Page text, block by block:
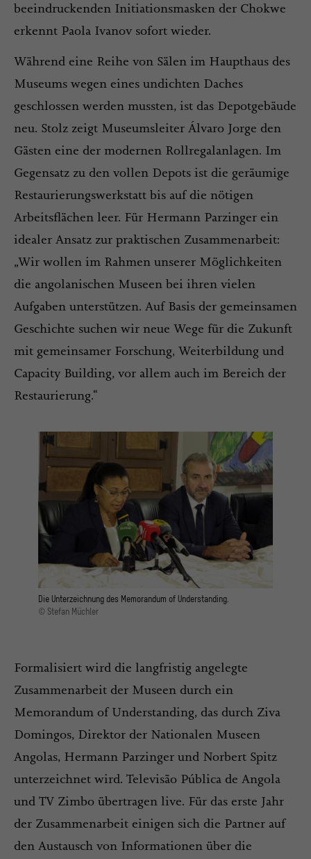
beeindruckenden Initiationsmasken der Chokwe
erkennt Paola Ivanov sofort wieder.
Während eine Reihe von Sälen im Haupthaus des
Museums wegen eines undichten Daches
geschlossen werden mussten, ist das Depotgebäude
neu. Stolz zeigt Museumsleiter Álvaro Jorge den
Gästen eine der modernen Rollregalanlagen. Im
Gegensatz zu den vollen Depots ist die geräumige
Restaurierungswerkstatt bis auf die nötigen
Arbeitsflächen leer. Für Hermann Parzinger ein
idealer Ansatz zur praktischen Zusammenarbeit:
„Wir wollen im Rahmen unserer Möglichkeiten
die angolanischen Museen bei ihren vielen
Aufgaben unterstützen. Auf Basis der gemeinsamen
Geschichte suchen wir neue Wege für die Zukunft
mit gemeinsamer Forschung, Weiterbildung und
Capacity Building, vor allem auch im Bereich der
Restaurierung.“
Die Unterzeichnung des Memorandum of Understanding.
© Stefan Müchler
Formalisiert wird die langfristig angelegte
Zusammenarbeit der Museen durch ein
Memorandum of Understanding, das durch Ziva
Domingos, Direktor der Nationalen Museen
Angolas, Hermann Parzinger und Norbert Spitz
unterzeichnet wird. Televisão Pública de Angola
und TV Zimbo übertragen live. Für das erste Jahr
der Zusammenarbeit einigen sich die Partner auf
den Austausch von Informationen über die